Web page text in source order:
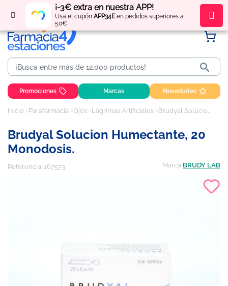
¡-3€ extra en nuestra APP!
Usa el cupón APP34Een pedidos superiores a
50€
Regístratey obténpuntos por tus compras

Promociones Marcas Novedades
Inicio Parafarmacia Ojos Lágrimas Artificiales Brudyal Solucion Humectante, 20 Monodosis.
Brudyal Solucion Humectante, 20
Monodosis.
Referencia: 167573 Marca BRUDY LAB